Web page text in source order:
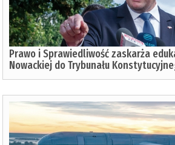
Prawo i Sprawiedliwość zaskarża
Nowackiej do Trybunału